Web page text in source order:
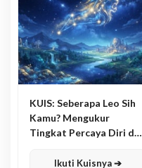
KUIS: Seberapa Leo Sih
Kamu? Mengukur
Tingkat Percaya Diri dan
Ikuti Kuisnya ➔